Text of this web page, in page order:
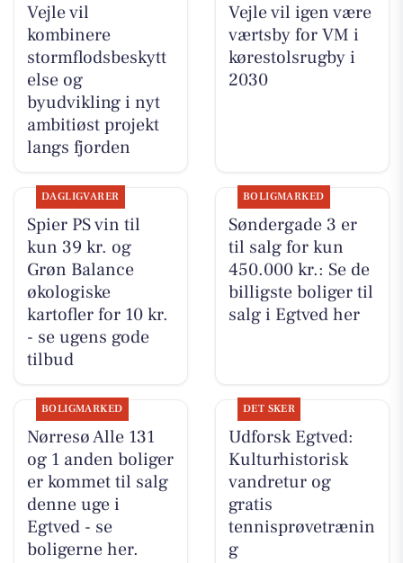
Vejle vil
kombinere
stormflodsbeskytt
else og
byudvikling i nyt
ambitiøst projekt
langs fjorden
Vejle vil igen være
værtsby for VM i
kørestolsrugby i
2030
DAGLIGVARER
Spier PS vin til
kun 39 kr. og
Grøn Balance
økologiske
kartofler for 10 kr.
- se ugens gode
tilbud
BOLIGMARKED
Søndergade 3 er
til salg for kun
450.000 kr.: Se de
billigste boliger til
salg i Egtved her
BOLIGMARKED
Nørresø Alle 131
og 1 anden boliger
er kommet til salg
denne uge i
Egtved - se
boligerne her.
DET SKER
Udforsk Egtved:
Kulturhistorisk
vandretur og
gratis
tennisprøvetrænin
g